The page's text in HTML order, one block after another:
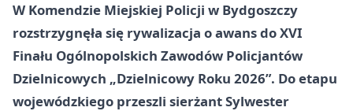
W Komendzie Miejskiej Policji w Bydgoszczy
rozstrzygnęła się rywalizacja o awans do XVI
Finału Ogólnopolskich Zawodów Policjantów
Dzielnicowych „Dzielnicowy Roku 2026”. Do etapu
wojewódzkiego przeszli sierżant Sylwester